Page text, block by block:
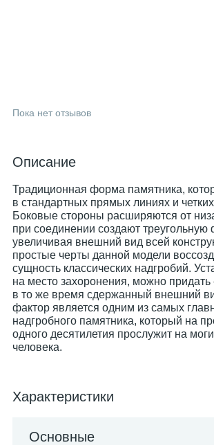
Пока нет отзывов
Описание
Традиционная форма памятника,
в стандартных прямых линиях и
Боковые стороны расширяются от
при соединении создают треугольную
увеличивая внешний вид всей
простые черты данной модели
сущность классических надгробий.
на место захоронения, можно
в то же время сдержанный внешний
фактор является одним из самых
надгробного памятника, который на
одного десятилетия прослужит на
человека.
Характеристики
Основные